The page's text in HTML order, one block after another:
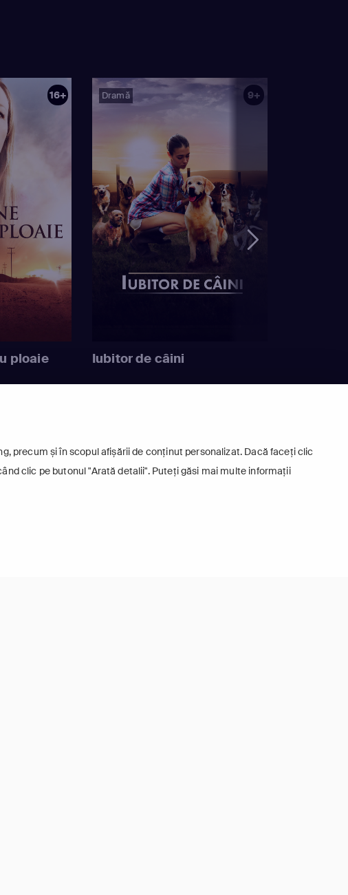
precum și în scopul afișării de conținut personalizat. Dacă faceți clic
clic pe butonul "Arată detalii". Puteți găsi mai multe informații
16+
ploaie
Dramă 9+
Iubitor de câini